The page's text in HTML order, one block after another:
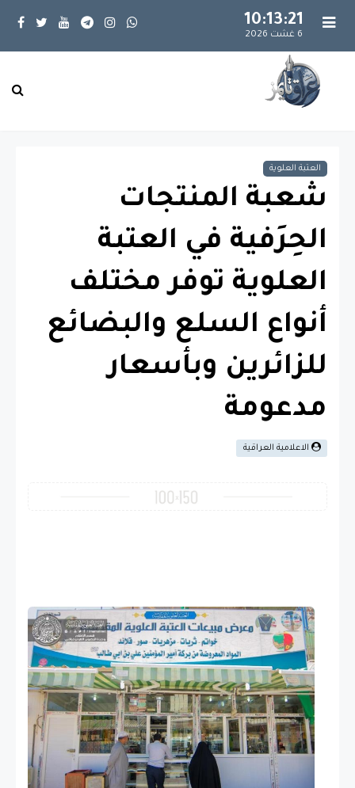
10:13:22
6 غشت 2026
العتبة العلوية
شعبة المنتجات
الحِرَفية في العتبة
العلوية توفر مختلف
أنواع السلع والبضائع
للزائرين وبأسعار
مدعومة
الاعلامية العراقية